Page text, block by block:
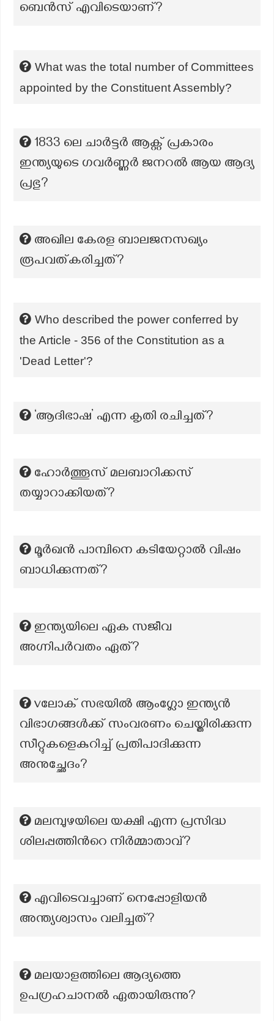
ബെൻസ് എവിടെയാണ്?
What was the total number of Committees
appointed by the Constituent Assembly?
1833 ലെ ചാർട്ടർ ആക്റ്റ് പ്രകാരം
ഇന്ത്യയുടെ ഗവർണ്ണർ ജനറൽ ആയ ആദ്യ
പ്രഭു?
അഖില കേരള ബാലജനസഖ്യം
രൂപവത്കരിച്ചത്?
Who described the power conferred by
the Article - 356 of the Constitution as a
'Dead Letter'?
‘ആദിഭാഷ’ എന്ന കൃതി രചിച്ചത്?
ഹോര്‍ത്തൂസ് മലബാറിക്കസ്
തയ്യാറാക്കിയത്?
മൂർഖൻ പാമ്പിനെ കടിയേറ്റാൽ വിഷം
ബാധിക്കുന്നത്?
ഇന്ത്യയിലെ ഏക സജീവ
അഗ്നിപർവതം ഏത്?
vലോക് സഭയിൽ ആംഗ്ലോ ഇന്ത്യൻ
വിഭാഗങ്ങൾക്ക് സംവരണം ചെയ്തിരിക്കുന്ന
സീറ്റുകളെകുറിച്ച് പ്രതിപാദിക്കുന്ന
അനുച്ഛേദം?
മലമ്പുഴയിലെ യക്ഷി എന്ന പ്രസിദ്ധ
ശിലപ്പത്തിന്‍റെ നിർമ്മാതാവ്?
എവിടെവച്ചാണ് നെപ്പോളിയൻ
അന്ത്യശ്വാസം വലിച്ചത്?
മലയാളത്തിലെ ആദ്യത്തെ
ഉപഗ്രഹചാനൽ ഏതായിരുന്നു?